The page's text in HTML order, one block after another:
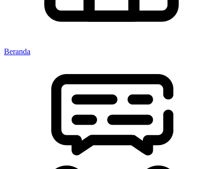
Beranda